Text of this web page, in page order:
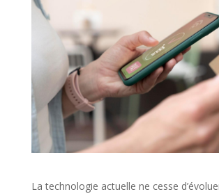
La technologie actuelle ne cesse